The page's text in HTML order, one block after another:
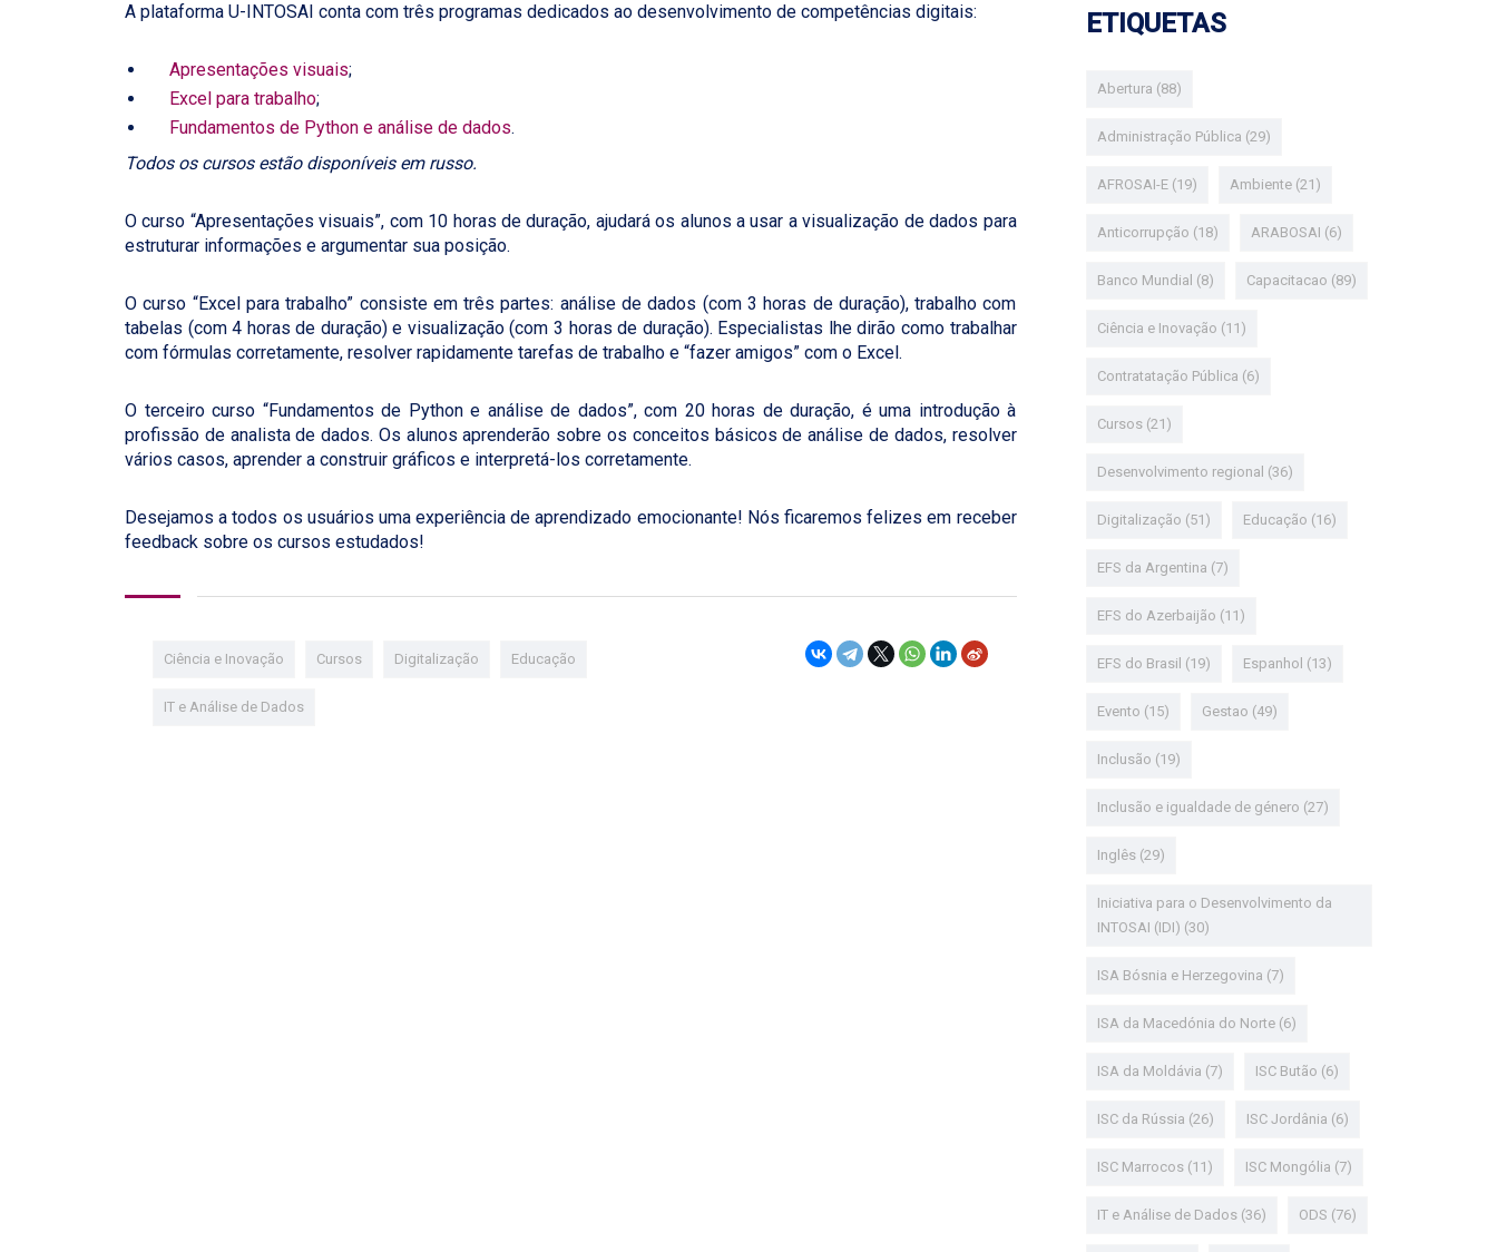
A plataforma U-INTOSAI conta com três programas dedicados ao desenvolvimento de competências digitais:
Apresentações visuais;
Excel para trabalho;
Fundamentos de Python e análise de dados.
Todos os cursos estão disponíveis em russo.
O curso “Apresentações visuais”, com 10 horas de duração, ajudará os alunos a usar a visualização de dados para
estruturar informações e argumentar sua posição.
O curso “Excel para trabalho” consiste em três partes: análise de dados (com 3 horas de duração), trabalho com
tabelas (com 4 horas de duração) e visualização (com 3 horas de duração). Especialistas lhe dirão como trabalhar
com fórmulas corretamente, resolver rapidamente tarefas de trabalho e “fazer amigos” com o Excel.
O terceiro curso “Fundamentos de Python e análise de dados”, com 20 horas de duração, é uma introdução à
profissão de analista de dados. Os alunos aprenderão sobre os conceitos básicos de análise de dados, resolver
vários casos, aprender a construir gráficos e interpretá-los corretamente.
Desejamos a todos os usuários uma experiência de aprendizado emocionante! Nós ficaremos felizes em receber
feedback sobre os cursos estudados!
Ciência e Inovação Cursos Digitalização Educação
IT e Análise de Dados
ETIQUETAS
Abertura (88)
Administração Pública (29)
AFROSAI-E(19) Ambiente(21)
Anticorrupção (18) ARABOSAI (6)
Banco Mundial (8) Capacitacao (89)
Ciência e Inovação (11)
Contratatação Pública (6)
Cursos(21)
Desenvolvimento regional (36)
Digitalização (51) Educação (16)
EFS da Argentina (7)
EFS do Azerbaijão (11)
EFS do Brasil (19) Espanhol (13)
Evento (15) Gestao (49)
Inclusão (19)
Inclusão e igualdade de género (27)
Inglês(29)
Iniciativa para o Desenvolvimento da
INTOSAI (IDI) (30)
ISA Bósnia e Herzegovina (7)
ISA da Macedónia do Norte(6)
ISA da Moldávia (7) ISC Butão (6)
ISC da Rússia (26) ISC Jordânia (6)
ISC Marrocos(11) ISC Mongólia (7)
IT e Análise de Dados(36) ODS (76)